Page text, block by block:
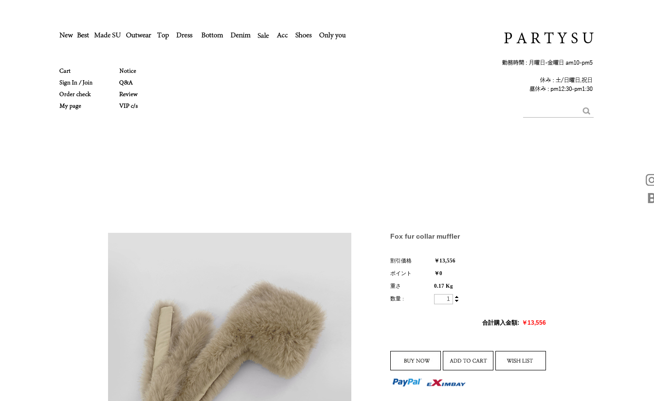
Fox fur collar muffler
割引価格 ￥13,556
ポイント ￥0
重さ 0.17 Kg
数量 :
合計購入金額: ￥13,556